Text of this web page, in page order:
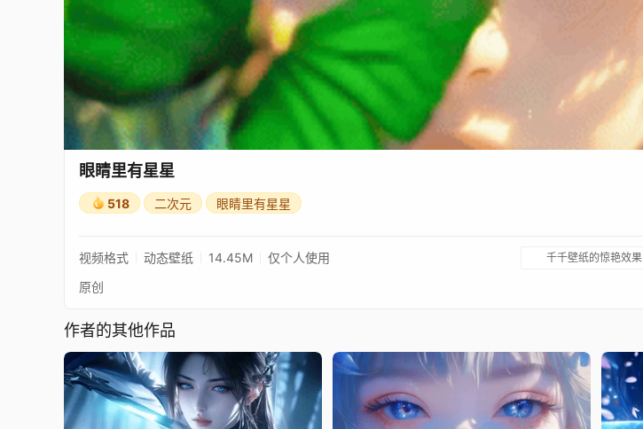
眼睛里有星星
518 二次元 眼睛里有星星
视频格式 动态壁纸 14.45M 仅个人使用 千千壁纸的惊艳效果
原创
作者的其他作品